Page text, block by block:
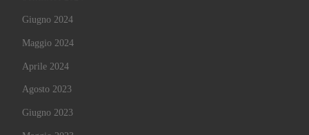
Giugno 2024
Maggio 2024
Aprile 2024
Agosto 2023
Giugno 2023